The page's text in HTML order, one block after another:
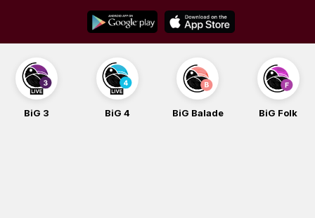
content
BiG 3 BiG 4 BiG Balade BiG Folk